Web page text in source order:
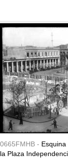
0665FMHB -
la Plaza